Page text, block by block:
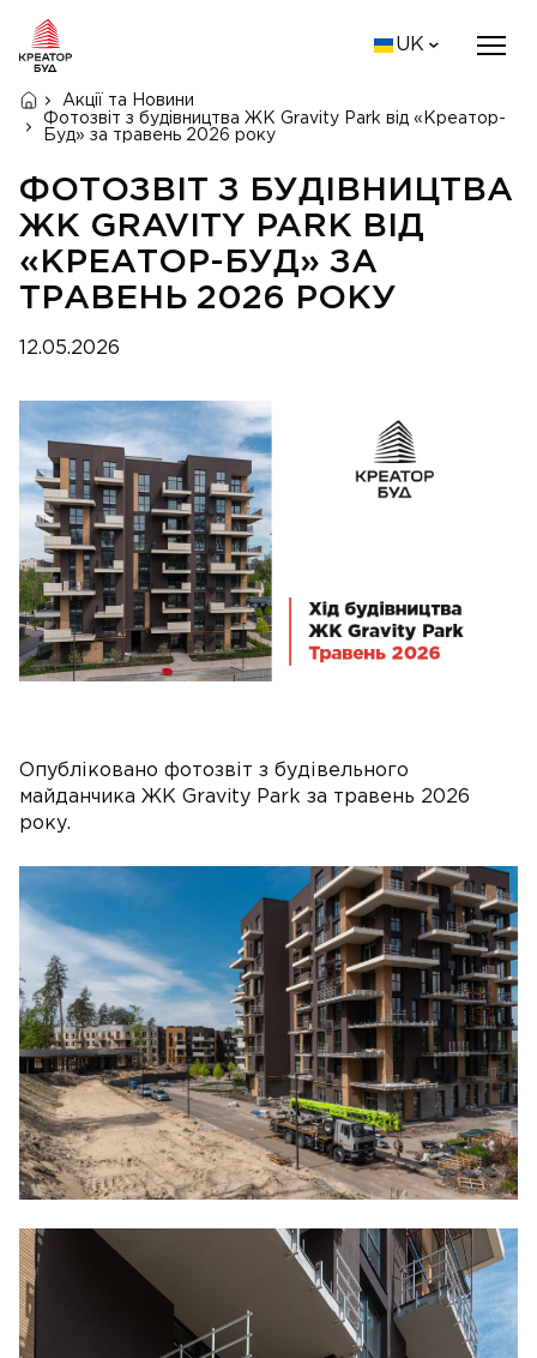
UK
Акції та Новини
Фотозвіт з будівництва ЖК Gravity Park від «Креатор-
Буд» за травень 2026 року
ФОТОЗВІТ З БУДІВНИЦТВА
ЖК GRAVITY PARK ВІД
«КРЕАТОР-БУД» ЗА
ТРАВЕНЬ 2026 РОКУ
12.05.2026
Опубліковано фотозвіт з будівельного
майданчика ЖК Gravity Park за травень 2026
року.